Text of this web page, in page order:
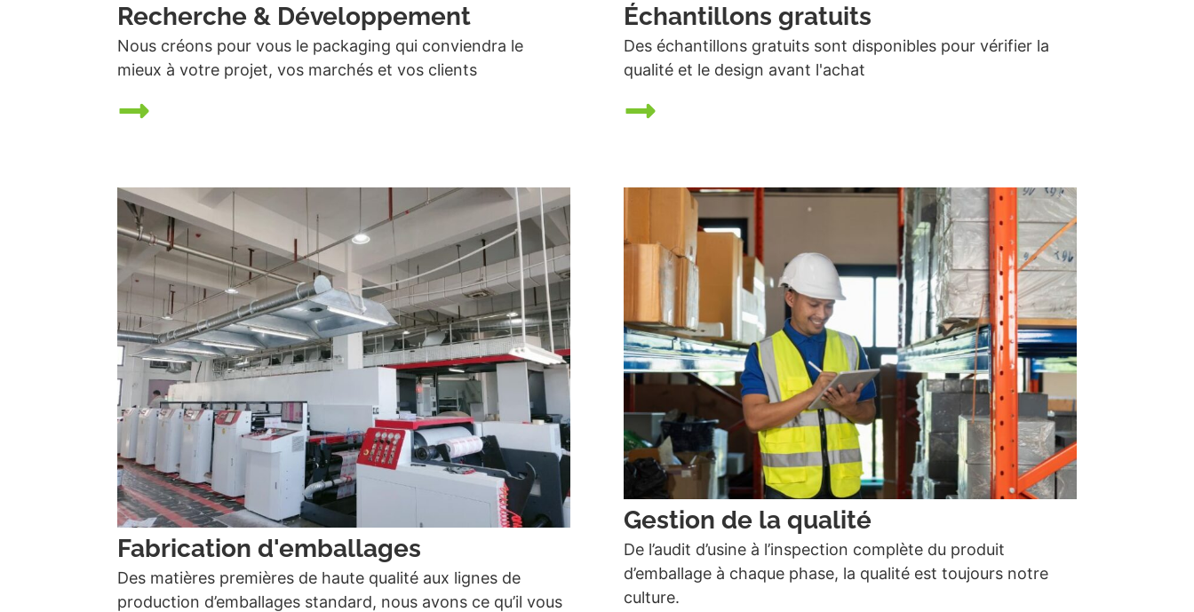
Recherche & Développement
Nous créons pour vous le packaging qui conviendra le
mieux à votre projet, vos marchés et vos clients
Échantillons gratuits
Des échantillons gratuits sont disponibles pour vérifier la
qualité et le design avant l'achat
Fabrication d'emballages
Des matières premières de haute qualité aux lignes de
production d’emballages standard, nous avons ce qu’il vous
Gestion de la qualité
De l’audit d’usine à l’inspection complète du produit
d’emballage à chaque phase, la qualité est toujours notre
culture.